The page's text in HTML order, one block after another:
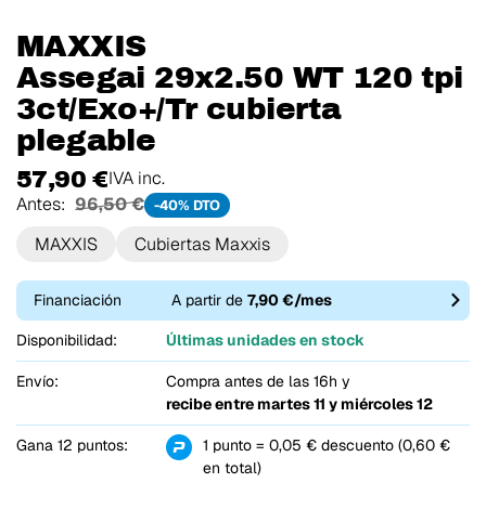
MAXXIS
Assegai 29x2.50 WT 120 tpi
3ct/Exo+/Tr cubierta
plegable
57,90 €IVA inc.
Antes: 96,50 € -40% DTO
MAXXIS Cubiertas Maxxis
Financiación A partir de7,90 €/mes
Disponibilidad: Últimas unidades en stock
Envío:
Compra antes de las 16h y
recibe entre martes 11 y miércoles 12
Gana 12 puntos:
1 punto = 0,05 € descuento (0,60 €
en total)